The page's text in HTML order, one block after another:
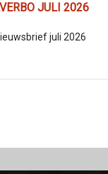
JULI 2026
juli 2026